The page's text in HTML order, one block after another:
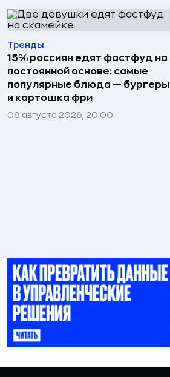
Тренды
15% россиян едят фастфуд на
постоянной основе: самые
популярные блюда — бургеры
и картошка фри
06 августа 2026, 20:00